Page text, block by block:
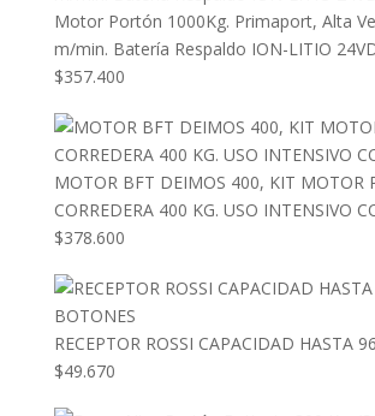
Motor Portón 1000Kg. Primaport, Alta
m/min. Batería Respaldo ION-LITIO
$357.400
MOTOR BFT DEIMOS 400, KIT MOTOR
CORREDERA 400 KG. USO INTENSIVO
$378.600
RECEPTOR ROSSI CAPACIDAD HASTA
$49.670